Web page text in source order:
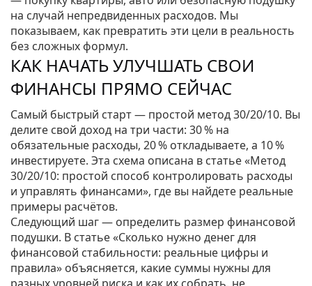
на случай непредвиденных расходов. Мы
показываем, как превратить эти цели в реальность
без сложных формул.
КАК НАЧАТЬ УЛУЧШАТЬ СВОИ
ФИНАНСЫ ПРЯМО СЕЙЧАС
Самый быстрый старт — простой метод 30/20/10. Вы
делите свой доход на три части: 30 % на
обязательные расходы, 20 % откладываете, а 10 %
инвестируете. Эта схема описана в статье «Метод
30/20/10: простой способ контролировать расходы
и управлять финансами», где вы найдете реальные
примеры расчётов.
Следующий шаг — определить размер финансовой
подушки. В статье «Сколько нужно денег для
финансовой стабильности: реальные цифры и
правила» объясняется, какие суммы нужны для